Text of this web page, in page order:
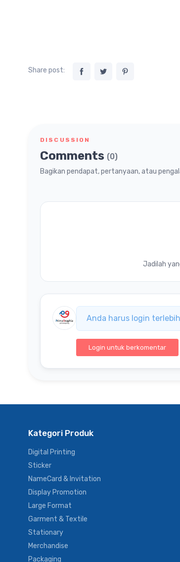
Share post:
DISCUSSION
Comments (0)
Bagikan pendapat, pertanyaan, atau
Jadilah
Anda harus login
Login untuk berkomentar
Kategori Produk
Digital Printing
Sticker
NameCard & Invitation
Display Promotion
Large Format
Garment & Textile
Stationary
Merchandise
Packaging